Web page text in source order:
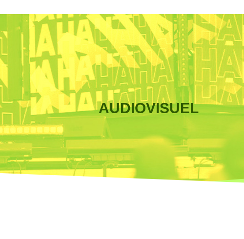
AUDIOVISUEL